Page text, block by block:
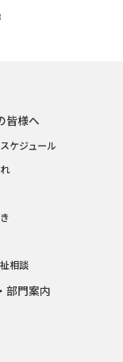
皆様へ
ケジュール
相談
部門案内